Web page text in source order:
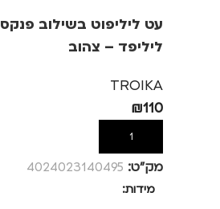
עט ליליפוט בשילוב פנקס
ליליפד – צהוב
TROIKA
₪110
הוספה לסל
מק”ט: 4024023140495
מידות